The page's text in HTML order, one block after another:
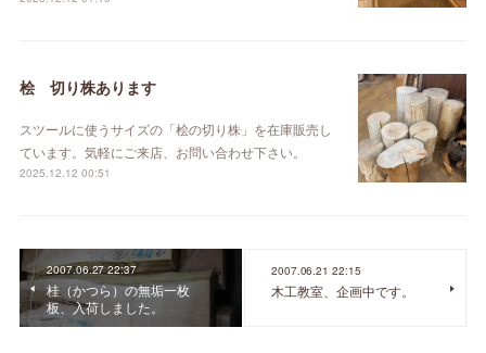
桧 切り株あります
スツールに使うサイズの「桧の切り株」を在庫販売し
ています。気軽にご来店、お問い合わせ下さい。
2025.12.12 00:51
2007.06.27 22:37
桂（かつら）の無垢一枚
板、入荷しました。
2007.06.21 22:15
木工教室、企画中です。